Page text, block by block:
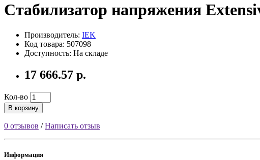
Стабилизатор напряжения
Производитель: IEK
Код товара: 507098
Доступность: На складе
17 666.57 р.
Кол-во
В корзину
0 отзывов /Написать отзыв
Информация